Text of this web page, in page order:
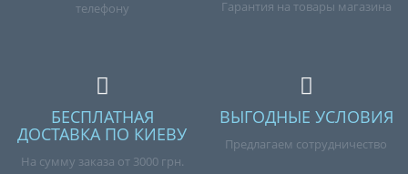
телефону
Гарантия на товары магазина
БЕСПЛАТНАЯ
ДОСТАВКА ПО КИЕВУ
На сумму заказа от 3000 грн.
ВЫГОДНЫЕ УСЛОВИЯ
Предлагаем сотрудничество